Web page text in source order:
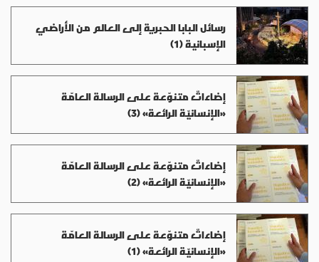
رسائل البابا الحبرية إلى العالم من الأراضي
الإسبانية (1)
إضاءاتٌ متنوّعة على الرسالة العامّة
«الإنسانيّة الرائعة» (3)
إضاءاتٌ متنوّعة على الرسالة العامّة
«الإنسانيّة الرائعة» (2)
إضاءاتٌ متنوّعة على الرسالة العامّة
«الإنسانيّة الرائعة» (1)